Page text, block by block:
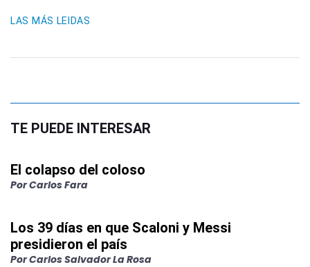
LAS MÁS LEIDAS
TE PUEDE INTERESAR
El colapso del coloso
PorCarlos Fara
Los 39 días en que Scaloni y Messi
presidieron el país
PorCarlos Salvador La Rosa